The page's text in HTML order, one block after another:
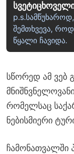
შემთხვევა,
წყალი ჩავიდა.
სწორედ ამ ვებ
რომელსაც
ნებისმიერი
ჩამონათვალში